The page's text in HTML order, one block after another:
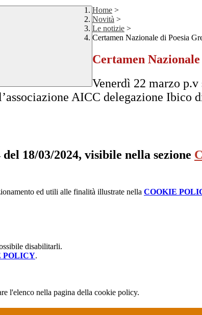
Home >
Novità >
Le notizie >
Certamen Nazionale di Poesia
Certamen
Venerdì 22 marzo
AICC delegazione Ibico
18/03/2024, visibile nella sezione
ed utili alle finalità illustrate nella COOKIE
disabilitarli.
POLICY.
l'elenco nella pagina della cookie policy.